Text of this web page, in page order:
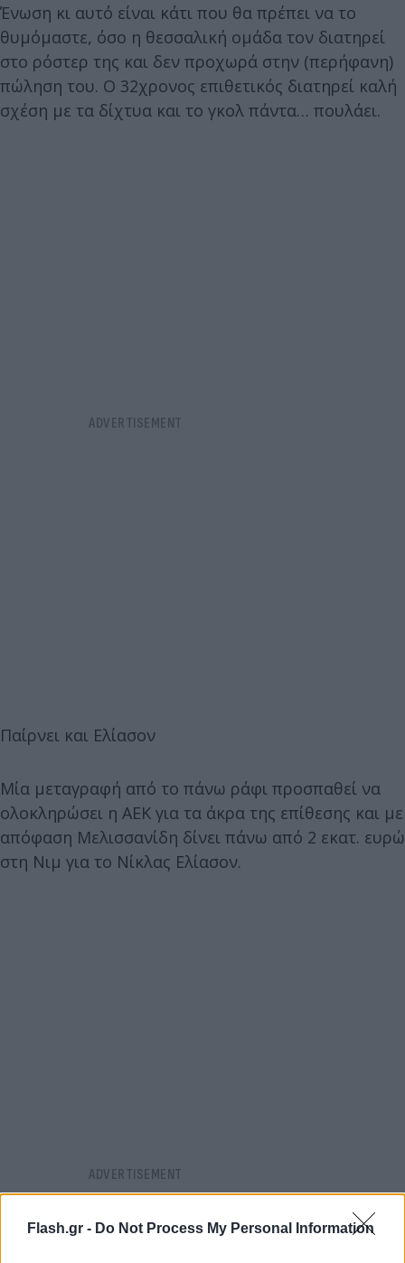
Flash.gr - Do Not Process My Personal Information
Ένωση κι αυτό είναι κάτι που θα πρέπει να το
θυμόμαστε, όσο η θεσσαλική ομάδα τον διατηρεί
στο ρόστερ της και δεν προχωρά στην (περήφανη)
πώληση του. Ο 32χρονος επιθετικός διατηρεί καλή
σχέση με τα δίχτυα και το γκολ πάντα… πουλάει.
Παίρνει και Ελίασον
Μία μεταγραφή από το πάνω ράφι προσπαθεί να
ολοκληρώσει η ΑΕΚ για τα άκρα της επίθεσης και με
απόφαση Μελισσανίδη δίνει πάνω από 2 εκατ. ευρώ
στη Νιμ για το Νίκλας Ελίασον.